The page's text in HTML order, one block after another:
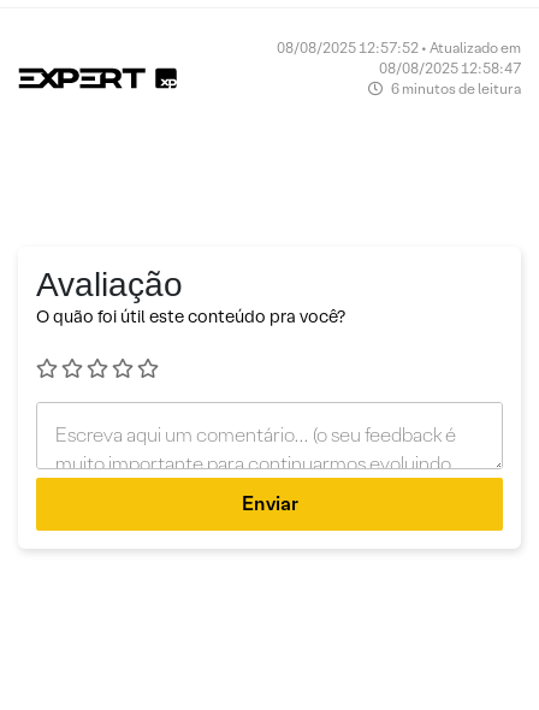
08/08/2025 12:57:52 • Atualizado em
08/08/2025 12:58:47
6 minutos de leitura
Avaliação
O quão foi útil este conteúdo pra você?
Enviar